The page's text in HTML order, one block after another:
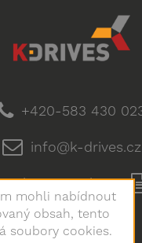
+420-583 430
info@k-drives.cz
1142/42
doprava
mohli nabídnout
obsah, tento
soubory cookies.